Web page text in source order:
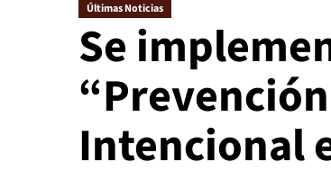
Últimas Noticias
Se
Intencional